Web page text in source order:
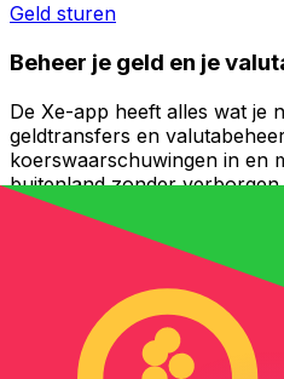
Geld sturen
Beheer je geld en je
De Xe-app heeft alles wat je
geldtransfers en
koerswaarschuwingen in en
buitenland zonder
vandaag nog!